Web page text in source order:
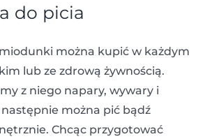
do picia
można kupić w każdym
lub ze zdrową żywnością.
z niego napary, wywary i
można pić bądź
Chcąc przygotować